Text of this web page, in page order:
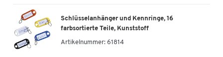
Schlüsselanhänger und Kennringe, 16
farbsortierte Teile, Kunststoff
Artikelnummer: 61814